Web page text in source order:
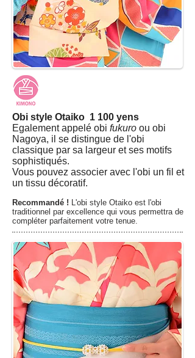
Obi style Otaiko 1 100 yens
Egalement appelé obi fukuro ou obi
Nagoya, il se distingue de l'obi
classique par sa largeur et ses motifs
sophistiqués.
Vous pouvez associer avec l'obi un fil et
un tissu décoratif.
Recommandé ! L'obi style Otaiko est l'obi
traditionnel par excellence qui vous permettra de
compléter parfaitement votre tenue.